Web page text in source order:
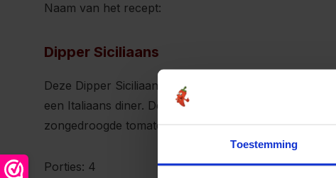
Toestemming
Naam van het recept:
Dipper Siciliaans
Deze Dipper Siciliaans is een heerlijke dip voor bij de
een Italiaans diner. De dip is romig en vol van smaak,
zongedroogde tomaten, olijven en de Dipper
Porties: 4